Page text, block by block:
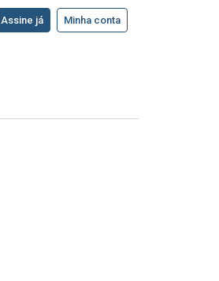
Assine já Minha conta